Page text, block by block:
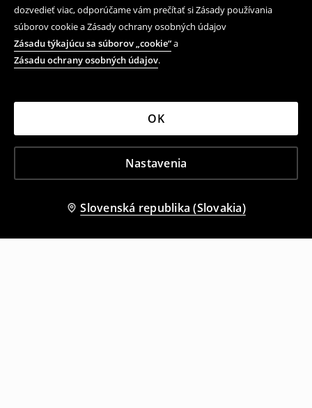
dozvedieť viac, odporúčame vám prečítať si Zásady používania
súborov cookie a Zásady ochrany osobných údajov
Zásadu týkajúcu sa súborov „cookie“a
Zásadu ochrany osobných údajov.
Nastavenia
OK
Slovenská republika (Slovakia)